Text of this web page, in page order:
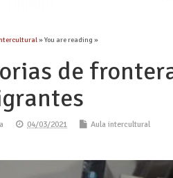
» You are reading »
de
04/03/2021 Aula intercultural